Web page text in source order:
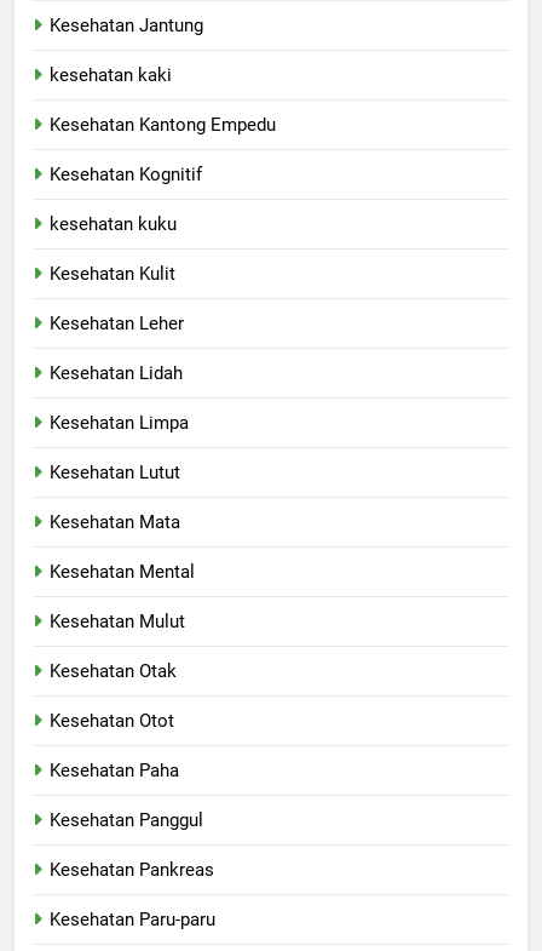
Kesehatan Jantung
kesehatan kaki
Kesehatan Kantong Empedu
Kesehatan Kognitif
kesehatan kuku
Kesehatan Kulit
Kesehatan Leher
Kesehatan Lidah
Kesehatan Limpa
Kesehatan Lutut
Kesehatan Mata
Kesehatan Mental
Kesehatan Mulut
Kesehatan Otak
Kesehatan Otot
Kesehatan Paha
Kesehatan Panggul
Kesehatan Pankreas
Kesehatan Paru-paru